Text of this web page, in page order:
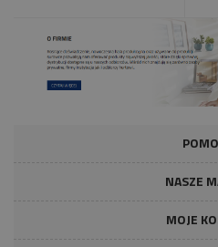
NASZE
MOJE